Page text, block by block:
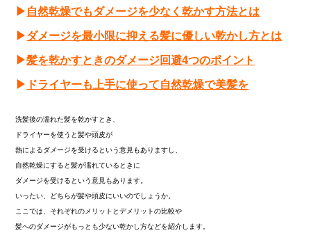
▶ 自然乾燥でもダメージを少なく乾かす方法とは
▶ダメージを最小限に抑える髪に優しい乾かし方とは
▶髪を乾かすときのダメージ回避4つのポイント
▶ ドライヤーも上手に使って自然乾燥で美髪を
洗髪後の濡れた髪を乾かすとき、
ドライヤーを使うと髪や頭皮が
熱によるダメージを受けるという意見もありますし、
自然乾燥にすると髪が濡れているときに
ダメージを受けるという意見もあります。
いったい、どちらが髪や頭皮にいいのでしょうか。
ここでは、それぞれのメリットとデメリットの比較や
髪へのダメージがもっとも少ない乾かし方などを紹介します。